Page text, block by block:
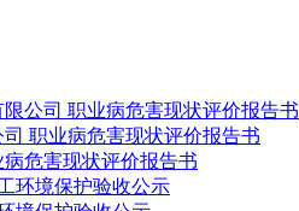
公司 职业病危害现状评价报告书
职业病危害现状评价报告书
病危害现状评价报告书
环境保护验收公示